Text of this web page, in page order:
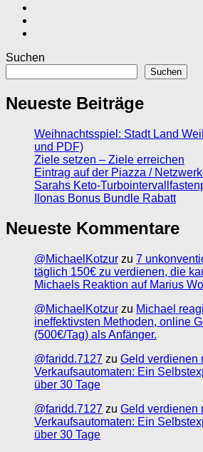
Suchen
Suchen
Neueste Beiträge
Weihnachtsspiel: Stadt Land
und PDF)
Ziele setzen – Ziele erreichen
Eintrag auf der Piazza /
Sarahs Keto-
Ilonas Bonus Bundle Rabatt
Neueste Kommentare
@MichaelKotzur zu 7
täglich 150€ zu verdienen, die
Michaels Reaktion auf Marius
@MichaelKotzur zu Michael
ineffektivsten Methoden, online
(500€/Tag) als Anfänger.
@faridd.7127 zu Geld verdienen
Verkaufsautomaten: Ein
über 30 Tage
@faridd.7127 zu Geld verdienen
Verkaufsautomaten: Ein
über 30 Tage